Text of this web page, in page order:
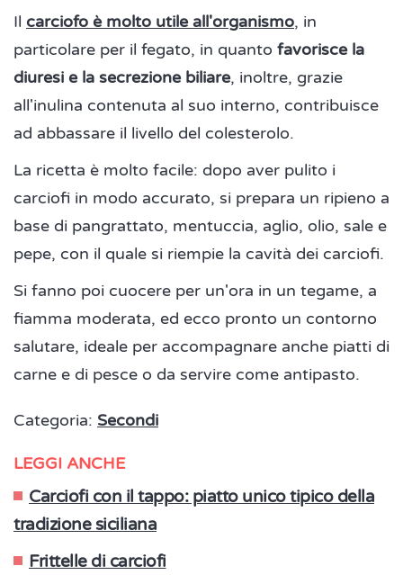
Il carciofo è molto utile all'organismo, in
particolare per il fegato, in quanto favorisce la
diuresi e la secrezione biliare, inoltre, grazie
all'inulina contenuta al suo interno, contribuisce
ad abbassare il livello del colesterolo.
La ricetta è molto facile: dopo aver pulito i
carciofi in modo accurato, si prepara un ripieno a
base di pangrattato, mentuccia, aglio, olio, sale e
pepe, con il quale si riempie la cavità dei carciofi.
Si fanno poi cuocere per un'ora in un tegame, a
fiamma moderata, ed ecco pronto un contorno
salutare, ideale per accompagnare anche piatti di
carne e di pesce o da servire come antipasto.
Categoria: Secondi
LEGGI ANCHE
Carciofi con il tappo: piatto unico tipico della
tradizione siciliana
Frittelle di carciofi